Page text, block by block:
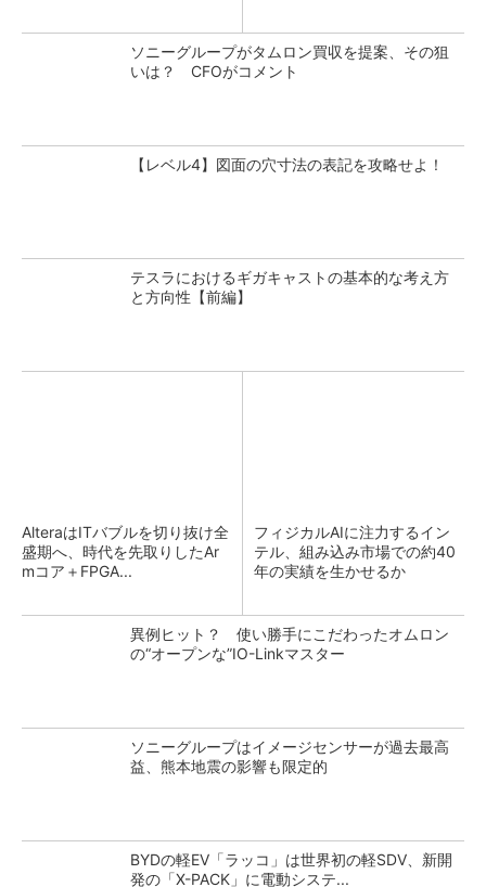
ソニーグループがタムロン買収を提案、その狙
いは？ CFOがコメント
【レベル4】図面の穴寸法の表記を攻略せよ！
テスラにおけるギガキャストの基本的な考え方
と方向性【前編】
AlteraはITバブルを切り抜け全
盛期へ、時代を先取りしたAr
mコア＋FPGA...
フィジカルAIに注力するイン
テル、組み込み市場での約40
年の実績を生かせるか
異例ヒット？ 使い勝手にこだわったオムロン
の“オープンな”IO-Linkマスター
ソニーグループはイメージセンサーが過去最高
益、熊本地震の影響も限定的
BYDの軽EV「ラッコ」は世界初の軽SDV、新開
発の「X-PACK」に電動システ...